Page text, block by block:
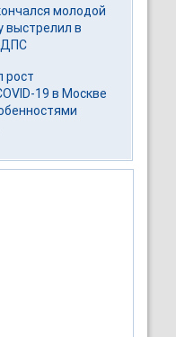
молодой
выстрелил в
ДПС
рост
19 в Москве